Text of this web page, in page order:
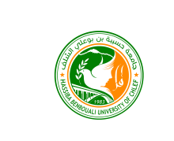
المحتوى